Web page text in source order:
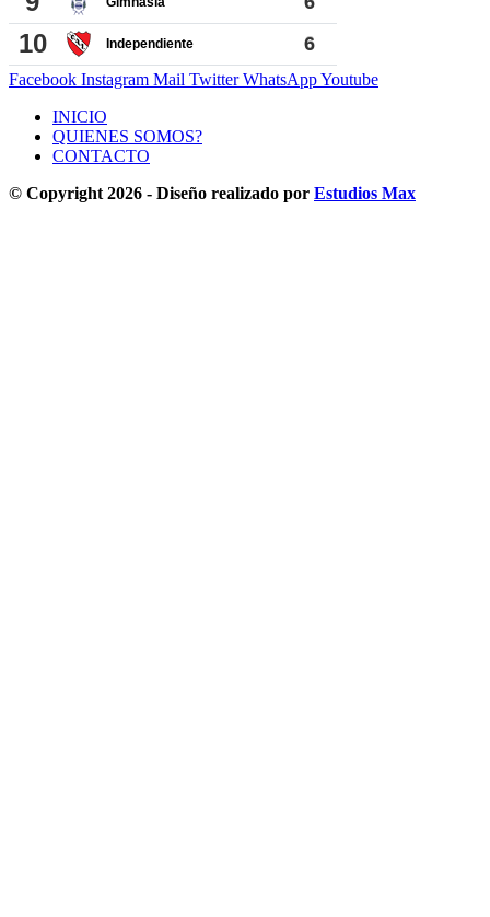
Facebook Instagram Mail Twitter WhatsAppYoutube
INICIO
QUIENES SOMOS?
CONTACTO
© Copyright 2026 - Diseño realizado por Estudios Max